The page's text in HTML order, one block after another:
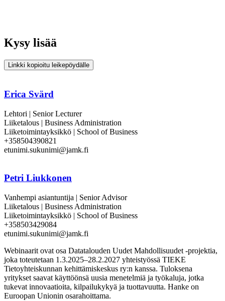
Kysy lisää
Linkki kopioitu leikepöydälle
Erica Svärd
Lehtori | Senior Lecturer
Liiketalous | Business Administration
Liiketoimintayksikkö | School of Business
+358504390821
etunimi.sukunimi@jamk.fi
Petri Liukkonen
Vanhempi asiantuntija | Senior Advisor
Liiketalous | Business Administration
Liiketoimintayksikkö | School of Business
+358503429084
etunimi.sukunimi@jamk.fi
Webinaarit ovat osa Datatalouden Uudet Mahdollisuudet -projektia,
joka toteutetaan 1.3.2025–28.2.2027 yhteistyössä TIEKE
Tietoyhteiskunnan kehittämiskeskus ry:n kanssa. Tuloksena
yritykset saavat käyttöönsä uusia menetelmiä ja työkaluja, jotka
tukevat innovaatioita, kilpailukykyä ja tuottavuutta. Hanke on
Euroopan Unionin osarahoittama.